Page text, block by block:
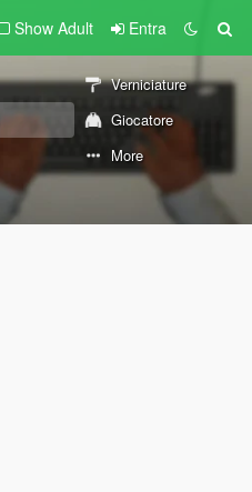
Show Adult Entra
Verniciature
Giocatore
More